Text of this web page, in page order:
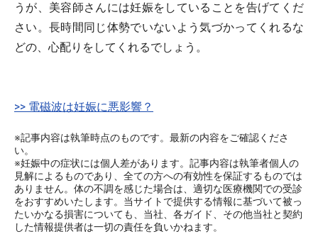
うが、美容師さんには妊娠をしていることを告げてくだ
さい。長時間同じ体勢でいないよう気づかってくれるな
どの、心配りをしてくれるでしょう。
>> 電磁波は妊娠に悪影響？
※記事内容は執筆時点のものです。最新の内容をご確認くださ
い。
※妊娠中の症状には個人差があります。記事内容は執筆者個人の
見解によるものであり、全ての方への有効性を保証するものでは
ありません。体の不調を感じた場合は、適切な医療機関での受診
をおすすめいたします。当サイトで提供する情報に基づいて被っ
たいかなる損害についても、当社、各ガイド、その他当社と契約
した情報提供者は一切の責任を負いかねます。